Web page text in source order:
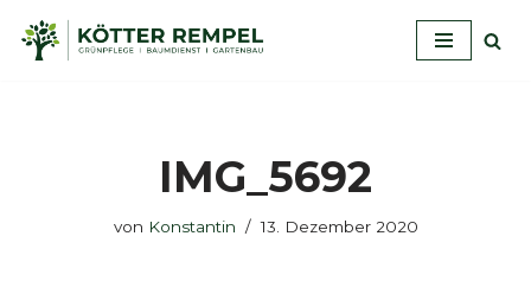
Zum
IMG_5692
von Konstantin 13. Dezember 2020